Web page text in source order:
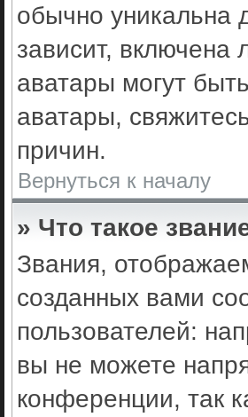
обычно уникальна
зависит, включена
аватары могут
аватары,
причин.
Вернуться к началу
» Что такое
Звания,
созданных вами
пользователей:
вы не можете
конференции, так